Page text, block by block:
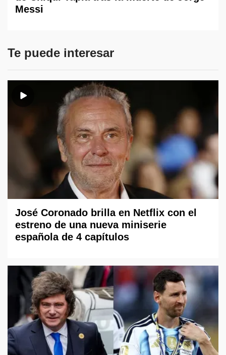
Messi
Te puede interesar
José Coronado brilla en Netflix con el
estreno de una nueva miniserie
española de 4 capítulos